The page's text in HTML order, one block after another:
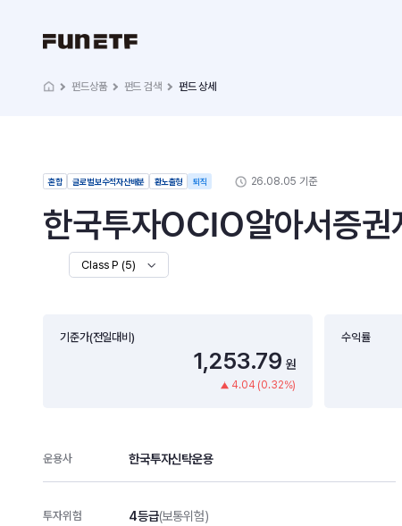
펀드상품 펀드 검색 펀드 상세
혼합 글로벌 보수적자산배분 환노출형 퇴직 26.08.05 기준
한국투자OCIO알아서증
Class P (5)
기준가(전일대비)
1,253.79 원
4.04 (0.32%)
수익률
운용사 한국투자신탁운용
투자위험 4등급(보통위험)